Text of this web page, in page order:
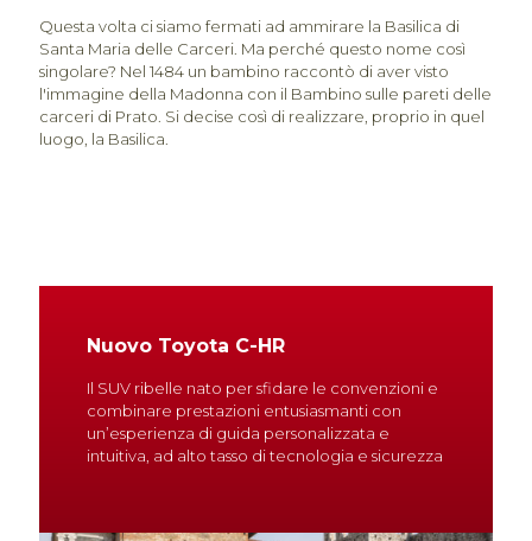
Questa volta ci siamo fermati ad ammirare la Basilica di
Santa Maria delle Carceri. Ma perché questo nome così
singolare? Nel 1484 un bambino raccontò di aver visto
l'immagine della Madonna con il Bambino sulle pareti delle
carceri di Prato. Si decise così di realizzare, proprio in quel
luogo, la Basilica.
Nuovo Toyota C-HR
Il SUV ribelle nato per sfidare le convenzioni e
combinare prestazioni entusiasmanti con
un’esperienza di guida personalizzata e
intuitiva, ad alto tasso di tecnologia e sicurezza